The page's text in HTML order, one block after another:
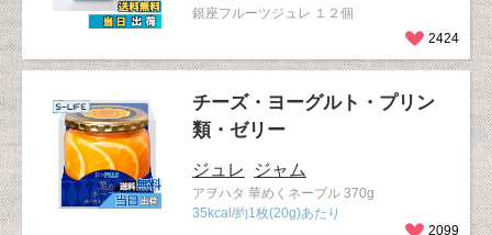
銀座フルーツジュレ １２個
2424
チーズ・ヨーグルト・プリン
類・ゼリー
ジュレ ジャム
アヲハタ 華めくネーブル 370g
35kcal/約1枚(20g)あたり
2099